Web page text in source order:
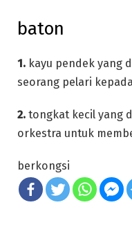
baton
1. kayu pendek yang
seorang pelari
2. tongkat kecil yang
orkestra untuk
berkongsi